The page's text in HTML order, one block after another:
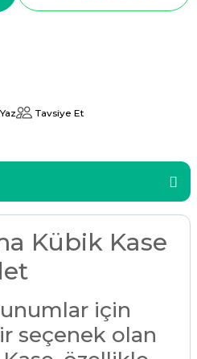
Tavsiye Et
Kübik Kase
için
seçenek olan